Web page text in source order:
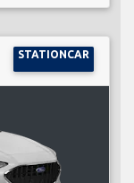
STATIONCAR